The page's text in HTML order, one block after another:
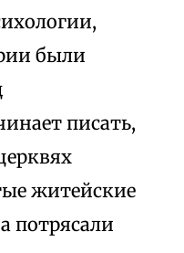
были
писать,
житейские
потрясали